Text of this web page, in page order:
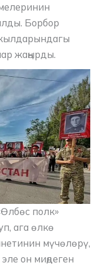
Борбор
жаңырды.
полк»
ага өлкө
мүчөлөрү,
он миңдеген